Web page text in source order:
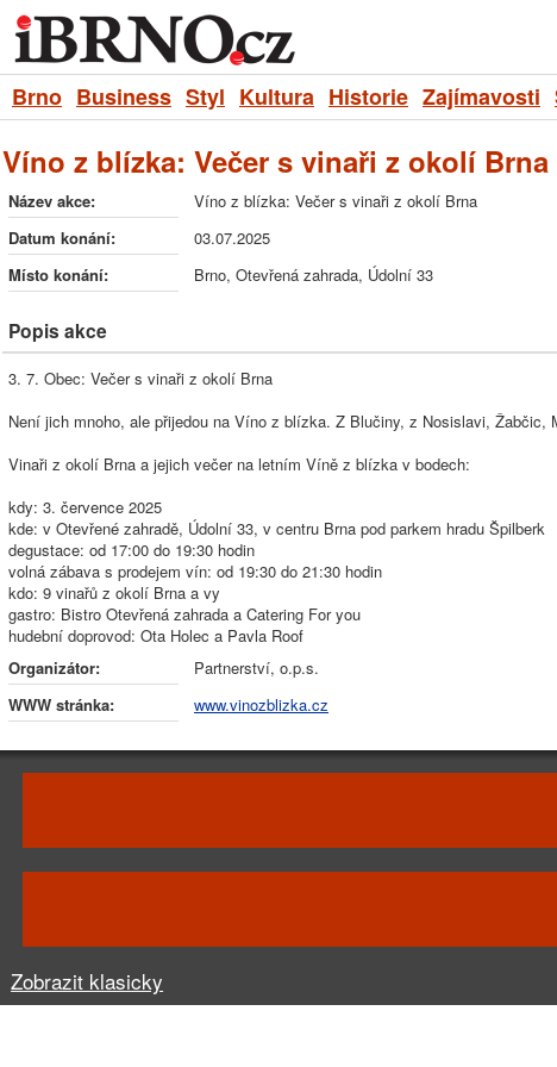
Brno Business Styl Kultura Historie Zajímavosti
Víno z blízka: Večer s vinaři z okolí Brna
Název akce:
Víno z blízka: Večer s vinaři z okolí Brna
Datum konání:
03.07.2025
Místo konání:
Brno, Otevřená zahrada, Údolní 33
Popis akce
3. 7. Obec: Večer s vinaři z okolí Brna
Není jich mnoho, ale přijedou na Víno z blízka. Z Blučiny, z Nosislavi,
Vinaři z okolí Brna a jejich večer na letním Víně z blízka v bodech:
kdy: 3. července 2025
kde: v Otevřené zahradě, Údolní 33, v centru Brna pod parkem hradu Špilberk
degustace: od 17:00 do 19:30 hodin
volná zábava s prodejem vín: od 19:30 do 21:30 hodin
kdo: 9 vinařů z okolí Brna a vy
gastro: Bistro Otevřená zahrada a Catering For you
hudební doprovod: Ota Holec a Pavla Roof
Organizátor:
Partnerství, o.p.s.
WWW stránka:
www.vinozblizka.cz
Zobrazit klasicky